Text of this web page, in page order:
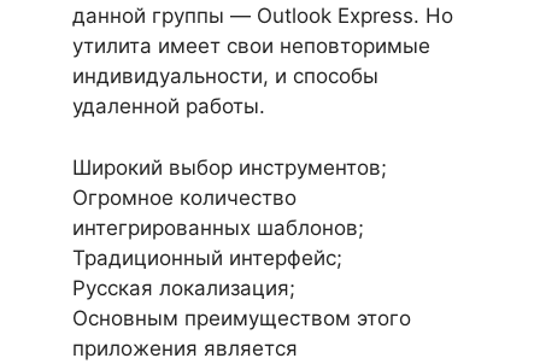
данной группы — Outlook Express. Но
утилита имеет свои неповторимые
индивидуальности, и способы
удаленной работы.
Широкий выбор инструментов;
Огромное количество
интегрированных шаблонов;
Традиционный интерфейс;
Русская локализация;
Основным преимуществом этого
приложения является